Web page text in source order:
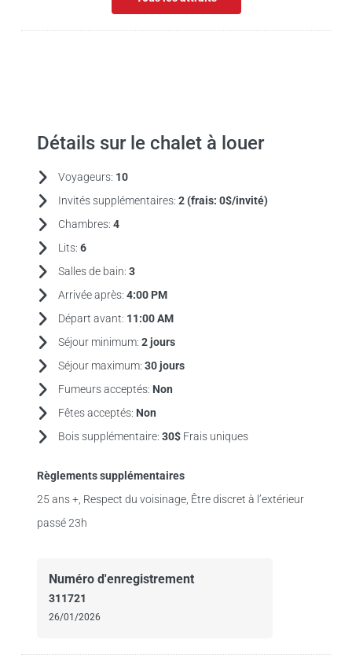
Détails sur le chalet à louer
Voyageurs: 10
Invités supplémentaires: 2 (frais: 0$/invité)
Chambres: 4
Lits: 6
Salles de bain: 3
Arrivée après: 4:00 PM
Départ avant: 11:00 AM
Séjour minimum: 2 jours
Séjour maximum: 30 jours
Fumeurs acceptés: Non
Fêtes acceptés: Non
Bois supplémentaire: 30$ Frais uniques
Règlements supplémentaires
25 ans +, Respect du voisinage, Être discret à l’extérieur
passé 23h
Numéro d'enregistrement
311721
26/01/2026